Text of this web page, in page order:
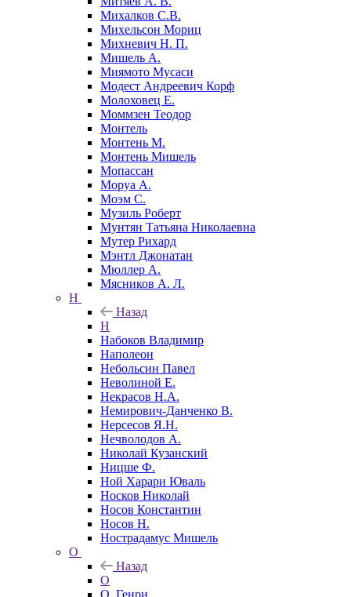
Михалков С.В.
Михельсон Мориц
Михневич Н. П.
Мишель А.
Миямото Мусаси
Модест Андреевич Корф
Молоховец Е.
Моммзен Теодор
Монтель
Монтень М.
Монтень Мишель
Мопассан
Моруа А.
Моэм С.
Музиль Роберт
Мунтян Татьяна Николаевна
Мутер Рихард
Мэнтл Джонатан
Мюллер А.
Мясников А. Л.
Н
Назад
Н
Набоков Владимир
Наполеон
Небольсин Павел
Неволиной Е.
Некрасов Н.А.
Немирович-Данченко В.
Нерсесов Я.Н.
Нечволодов А.
Николай Кузанский
Ницше Ф.
Ной Харари Юваль
Носков Николай
Носов Константин
Носов Н.
Нострадамус Мишель
О
Назад
О
О. Генри